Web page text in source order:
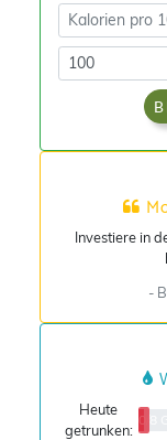
Investiere in
-
Heute
getrunken:
0/8